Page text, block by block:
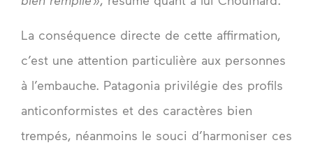
La conséquence directe de cette affirmation,
c’est une attention particulière aux personnes
à l’embauche. Patagonia privilégie des profils
anticonformistes et des caractères bien
trempés, néanmoins le souci d’harmoniser ces